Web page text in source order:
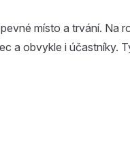
místo a trvání. Na
a obvykle i účastníky.